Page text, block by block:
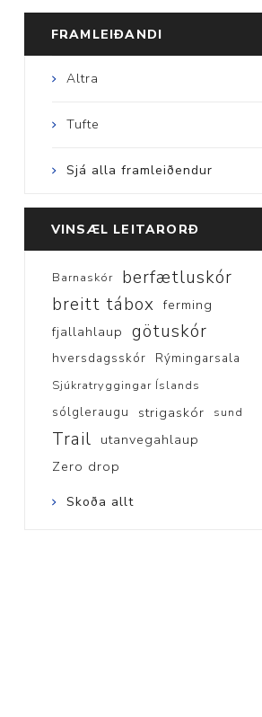
FRAMLEIÐANDI
Altra
Tufte
Sjá alla framleiðendur
VINSÆL LEITARORÐ
Barnaskór
berfætluskór
breitt tábox ferming
fjallahlaup götuskór
hversdagsskór Rýmingarsala
Sjúkratryggingar Íslands
sólgleraugu strigaskór sund
Trail utanvegahlaup
Zero drop
Skoða allt